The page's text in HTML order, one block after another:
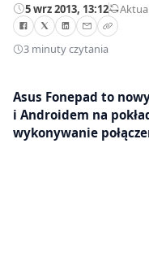
5 wrz 2013, 13:12—
3 minuty czytania
Asus Fonepad to
i Androidem na
wykonywanie